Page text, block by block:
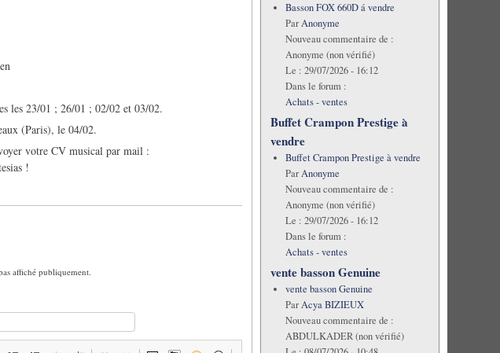
les 23/01 ; 26/01 ; 02/02 et 03/02.
(Paris), le 04/02.
votre CV musical par mail :
!
affiché publiquement.
Basson FOX 660D á vendre
ParAnonyme
Nouveau commentaire de :
Anonyme (non vérifié)
Le : 29/07/2026 - 16:12
Dans le forum :
Achats - ventes
Buffet Crampon Prestige à
vendre
Buffet Crampon Prestige à vendre
ParAnonyme
Nouveau commentaire de :
Anonyme (non vérifié)
Le : 29/07/2026 - 16:12
Dans le forum :
Achats - ventes
vente basson Genuine
vente basson Genuine
ParAcya BIZIEUX
Nouveau commentaire de :
ABDULKADER (non vérifié)